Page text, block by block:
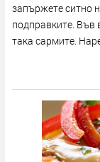
запържете ситно
подправките. Във
така сармите.